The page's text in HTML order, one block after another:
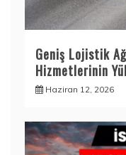
Geniş Lojistik
Hizmetlerinin
Haziran 12, 2026